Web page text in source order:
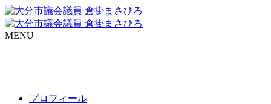
MENU
プロフィール